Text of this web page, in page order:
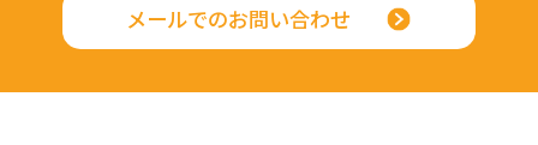
メールでのお問い合わせ